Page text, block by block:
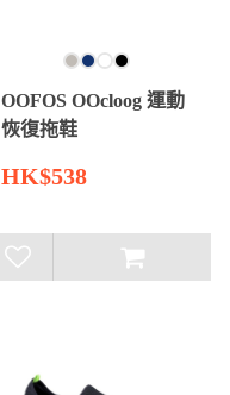
OOFOS OOcloog 運動
恢復拖鞋
HK$538